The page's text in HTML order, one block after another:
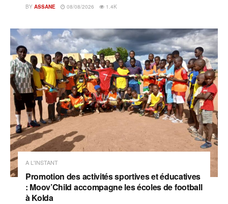
BY ASSANE 08/08/2026 1.4K
A L'INSTANT
Promotion des activités sportives et éducatives
: Moov’Child accompagne les écoles de football
à Kolda